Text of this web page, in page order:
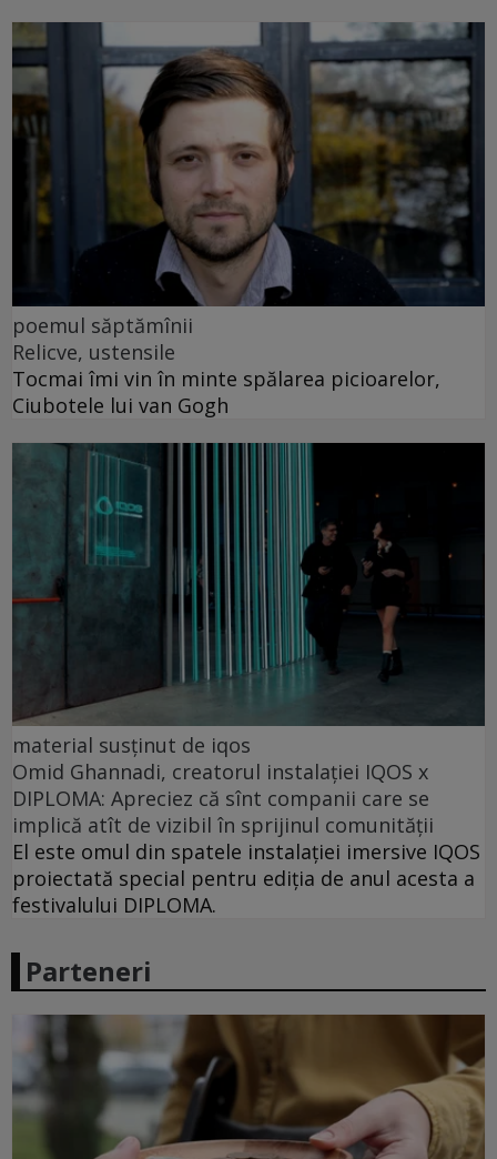
poemul săptămînii
Relicve, ustensile
Tocmai îmi vin în minte spălarea picioarelor,
Ciubotele lui van Gogh
material susținut de iqos
Omid Ghannadi, creatorul instalației IQOS x
DIPLOMA: Apreciez că sînt companii care se
implică atît de vizibil în sprijinul comunității
El este omul din spatele instalației imersive IQOS
proiectată special pentru ediția de anul acesta a
festivalului DIPLOMA.
Parteneri